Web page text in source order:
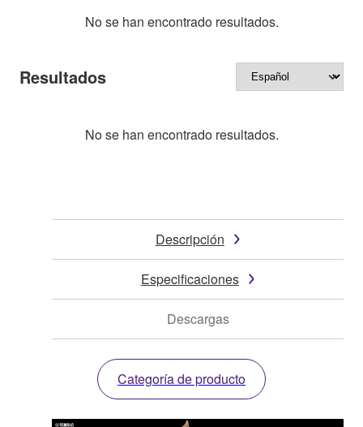
No se han encontrado resultados.
Resultados
No se han encontrado resultados.
Descripción
Especificaciones
Descargas
Categoría de producto